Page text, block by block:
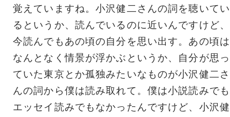
覚えていますね。小沢健二さんの詞を聴いてい
るというか、読んでいるのに近いんですけど、
今読んでもあの頃の自分を思い出す。あの頃は
なんとなく情景が浮かぶというか、自分が思っ
ていた東京とか孤独みたいなものが小沢健二さ
んの詞から僕は読み取れて。僕は小説読みでも
エッセイ読みでもなかったんですけど、小沢健